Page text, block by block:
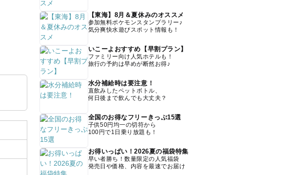
【東海】8月＆夏休みのオススメ
参加無料ポケモンスタンプラリー♪
気分爽快水遊びスポット情報も！
いこーよおすすめ【早割プラン】
ファミリー向け人気ホテルも！
旅行の予約は早めが断然お得♪
水分補給時は要注意！
直飲みしたペットボトル、
何日後まで飲んでも大丈夫？
全国のお得なフリーきっぷ15選
子供50円均一の切符から
100円で1日乗り放題も！
お得いっぱい！2026夏の福袋特集
早い者勝ち！数量限定の人気福袋
発売日や価格、内容を最速でお届け